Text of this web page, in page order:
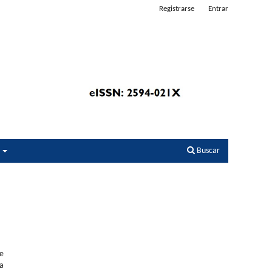
Buscar
Registrarse Entrar